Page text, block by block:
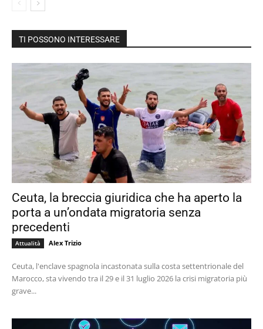
TI POSSONO INTERESSARE
Ceuta, la breccia giuridica che ha aperto la
porta a un’ondata migratoria senza
precedenti
Attualità Alex Trizio
Ceuta, l'enclave spagnola incastonata sulla costa settentrionale del
Marocco, sta vivendo tra il 29 e il 31 luglio 2026 la crisi migratoria più
grave...